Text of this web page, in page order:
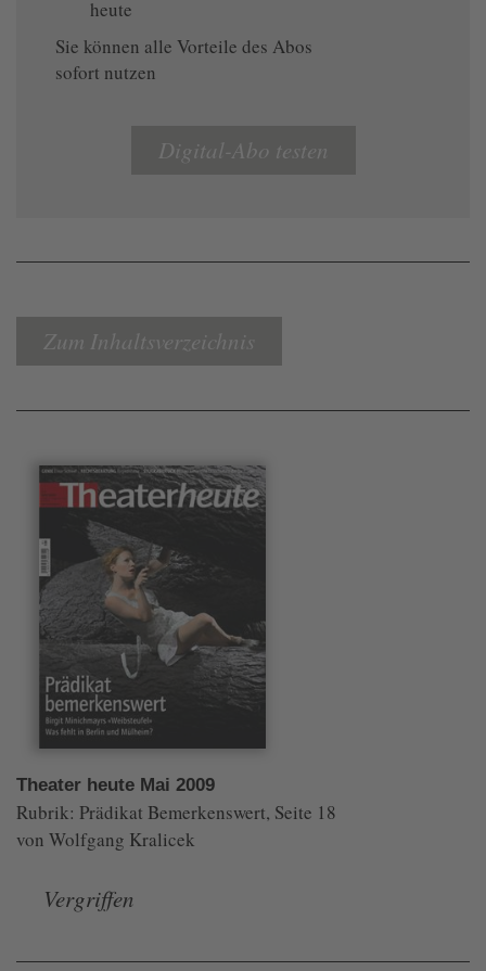
heute
Sie können alle Vorteile des Abos
sofort nutzen
Digital-Abo testen
Zum Inhaltsverzeichnis
Theater heute Mai 2009
Rubrik: Prädikat Bemerkenswert, Seite 18
von Wolfgang Kralicek
Vergriffen